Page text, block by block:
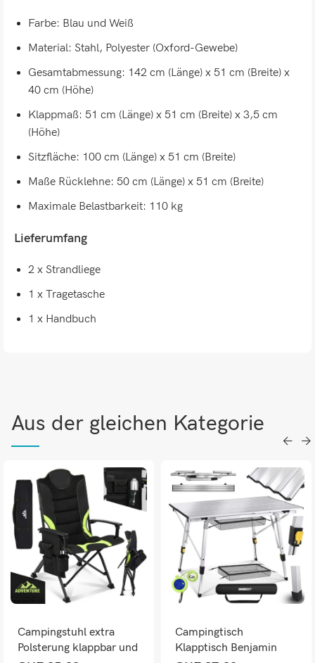
Farbe: Blau und Weiß
Material: Stahl, Polyester (Oxford-Gewebe)
Gesamtabmessung: 142 cm (Länge) x 51 cm (Breite) x
40 cm (Höhe)
Klappmaß: 51 cm (Länge) x 51 cm (Breite) x 3,5 cm
(Höhe)
Sitzfläche: 100 cm (Länge) x 51 cm (Breite)
Maße Rücklehne: 50 cm (Länge) x 51 cm (Breite)
Maximale Belastbarkeit: 110 kg
Lieferumfang
2 x Strandliege
1 x Tragetasche
1 x Handbuch
Aus der gleichen Kategorie
Campingstuhl extra
Polsterung klappbar und
Campingtisch
Klapptisch Benjamin